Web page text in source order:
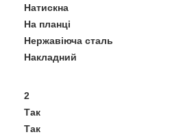
Натискна
На планці
Нержавіюча сталь
Накладний
2
Так
Так